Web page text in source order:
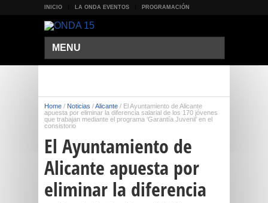
INICIO LA ONDA EVENTOS PROGRAMACIÓN
MENU
Home / Noticias /Alicante / El Ayuntamiento de Alicante
apuesta por eliminar la diferencia salarial de los 170 jóvenes
que trabajan mediante el programa ‘Garantía Juvenil’ en el
consistorio
El Ayuntamiento de
Alicante apuesta por
eliminar la diferencia